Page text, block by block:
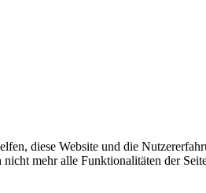
diese Website und die
mehr alle Funktionalitäten der